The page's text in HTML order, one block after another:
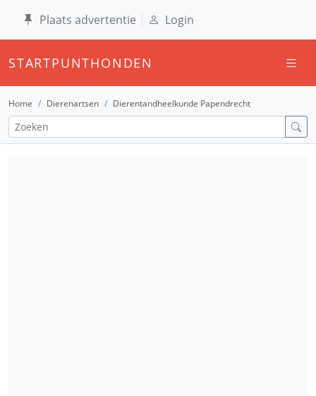
Plaats advertentie Login
STARTPUNTHONDEN
Home Dierenartsen Dierentandheelkunde Papendrecht